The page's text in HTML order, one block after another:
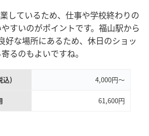
しているため、仕事や学校終わりの
すいのがポイントです。福山駅から
好な場所にあるため、休日のショッ
るのもよいですね。
込) 4,000円〜
61,600円